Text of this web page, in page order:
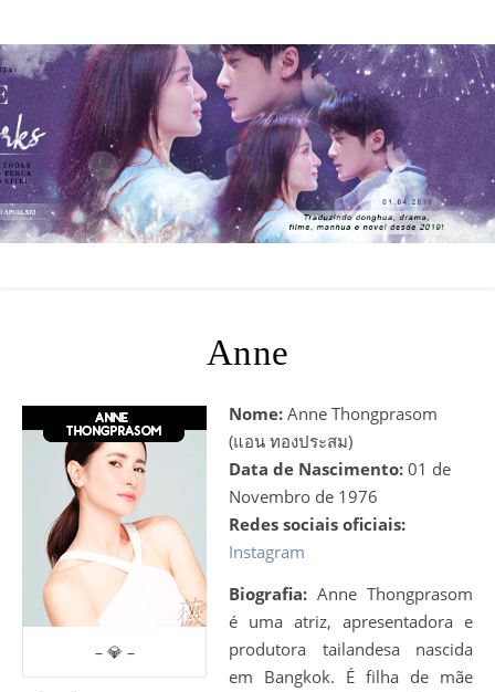
Anne
– 💎 –
Nome: Anne Thongprasom
(แอน ทองประสม)
Data de Nascimento: 01 de
Novembro de 1976
Redes sociais oficiais:
Instagram
Biografia: Anne Thongprasom
é uma atriz, apresentadora e
produtora tailandesa nascida
em Bangkok. É filha de mãe